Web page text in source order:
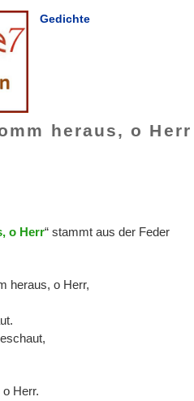
Gedichte
heraus, o Herr
o Herr“ stammt aus der Feder
heraus, o Herr,
Herr.